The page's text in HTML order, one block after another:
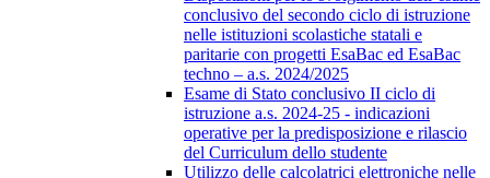
conclusivo del secondo ciclo di istruzione
nelle istituzioni scolastiche statali e
paritarie con progetti EsaBac ed EsaBac
techno – a.s. 2024/2025
Esame di Stato conclusivo II ciclo di
istruzione a.s. 2024-25 - indicazioni
operative per la predisposizione e rilascio
del Curriculum dello studente
Utilizzo delle calcolatrici elettroniche nelle